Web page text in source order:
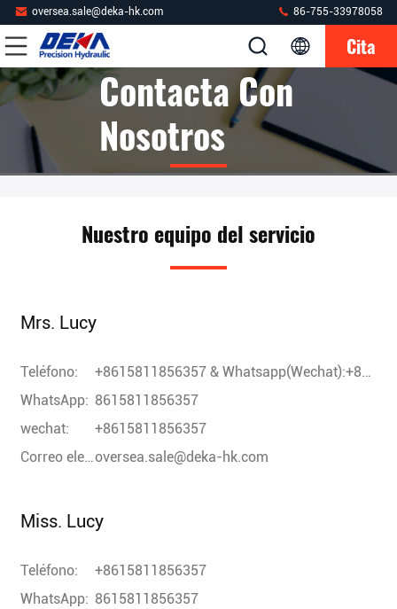
oversea.sale@deka-hk.com 86-755-33978058
Cita
Contacta Con
Nosotros
Nuestro equipo del servicio
Mrs. Lucy
Teléfono:
+8615811856357 & Whatsapp(Wechat):+8615811856357
WhatsApp: 8615811856357
wechat:
+8615811856357
Correo electrónico:oversea.sale@deka-hk.com
Miss. Lucy
Teléfono:
+8615811856357
WhatsApp: 8615811856357